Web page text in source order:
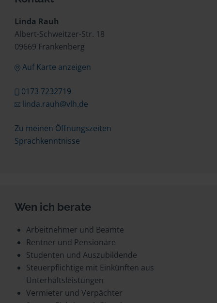
Linda Rauh
Albert-Schweitzer-Str. 18
09669 Frankenberg
Auf Karte anzeigen
0173 7232719
linda.rauh@vlh.de
Zu meinen Öffnungszeiten
Sprachkenntnisse
Wen ich berate
Arbeitnehmer und Beamte
Rentner und Pensionäre
Studenten und Auszubildende
Steuerpflichtige mit Einkünften aus
Unterhaltsleistungen
Vermieter und Verpächter